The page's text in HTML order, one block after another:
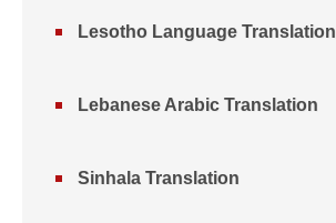
Lesotho Language Translation
Lebanese Arabic Translation
Sinhala Translation